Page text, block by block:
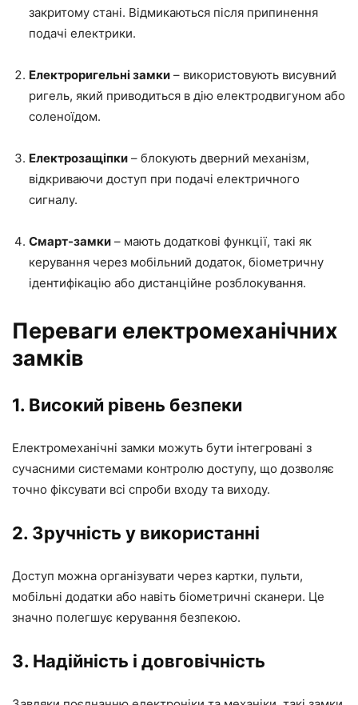
закритому стані. Відмикаються після припинення
подачі електрики.
Електроригельні замки – використовують висувний
ригель, який приводиться в дію електродвигуном або
соленоїдом.
Електрозащіпки – блокують дверний механізм,
відкриваючи доступ при подачі електричного
сигналу.
Смарт-замки – мають додаткові функції, такі як
керування через мобільний додаток, біометричну
ідентифікацію або дистанційне розблокування.
Переваги електромеханічних
замків
1. Високий рівень безпеки
Електромеханічні замки можуть бути інтегровані з
сучасними системами контролю доступу, що дозволяє
точно фіксувати всі спроби входу та виходу.
2. Зручність у використанні
Доступ можна організувати через картки, пульти,
мобільні додатки або навіть біометричні сканери. Це
значно полегшує керування безпекою.
3. Надійність і довговічність